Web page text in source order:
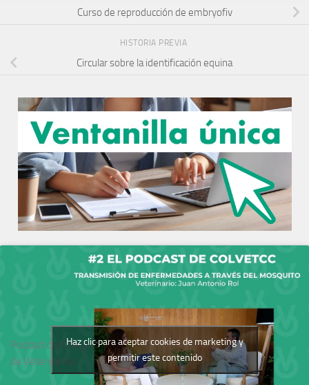
Curso de reproducción de embryofiv
HISTORIA PREVIA
Circular sobre la identificación equina
Podcast del Colegio
de Veterinarios
Haz clic para aceptar cookies de marketing y
permitir este contenido